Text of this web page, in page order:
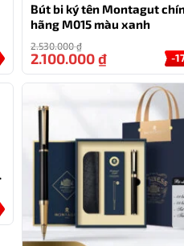
Bút bi ký tên Montagut
hãng M015 màu xanh
2.530.000₫
-
2.100.000₫